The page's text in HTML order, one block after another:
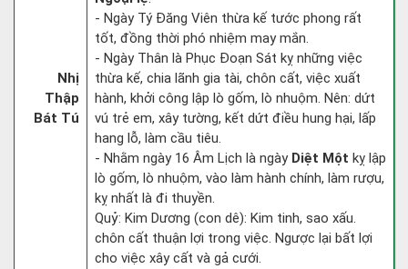
Nhị
Thập
Bát Tú
- Ngày Tý Đăng Viên thừa kế tước phong rất
tốt, đồng thời phó nhiệm may mắn.
- Ngày Thân là Phục Đoạn Sát kỵ những việc
thừa kế, chia lãnh gia tài, chôn cất, việc xuất
hành, khởi công lập lò gốm, lò nhuộm. Nên: dứt
vú trẻ em, xây tường, kết dứt điều hung hại, lấp
hang lỗ, làm cầu tiêu.
- Nhằm ngày 16 Âm Lịch là ngày Diệt Một kỵ lập
lò gốm, lò nhuộm, vào làm hành chính, làm rượu,
kỵ nhất là đi thuyền.
Quỷ: Kim Dương (con dê): Kim tinh, sao xấu.
chôn cất thuận lợi trong việc. Ngược lại bất lợi
cho việc xây cất và gả cưới.